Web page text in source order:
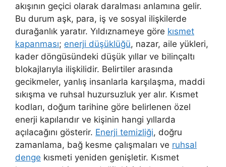
akışının geçici olarak daralması anlamına gelir.
Bu durum aşk, para, iş ve sosyal ilişkilerde
durağanlık yaratır. Yıldıznameye göre kısmet
kapanması; enerji düşüklüğü, nazar, aile yükleri,
kader döngüsündeki düşük yıllar ve bilinçaltı
blokajlarıyla ilişkilidir. Belirtiler arasında
gecikmeler, yanlış insanlarla karşılaşma, maddi
sıkışma ve ruhsal huzursuzluk yer alır. Kısmet
kodları, doğum tarihine göre belirlenen özel
enerji kapılarıdır ve kişinin hangi yıllarda
açılacağını gösterir. Enerji temizliği, doğru
zamanlama, bağ kesme çalışmaları ve ruhsal
denge kısmeti yeniden genişletir. Kısmet